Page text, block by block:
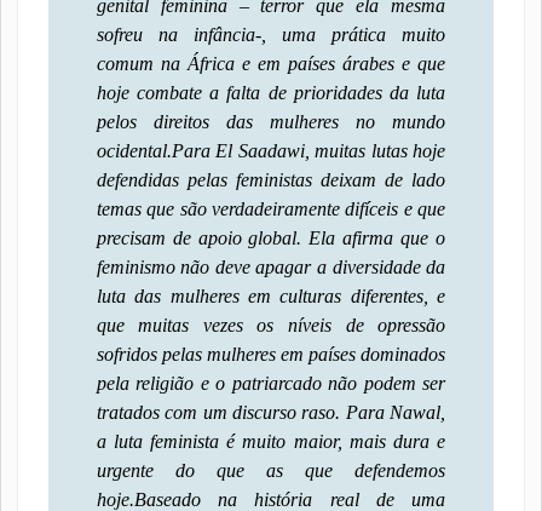
genital feminina – terror que ela mesma
sofreu na infância-, uma prática muito
comum na África e em países árabes e que
hoje combate a falta de prioridades da luta
pelos direitos das mulheres no mundo
ocidental.Para El Saadawi, muitas lutas hoje
defendidas pelas feministas deixam de lado
temas que são verdadeiramente difíceis e que
precisam de apoio global. Ela afirma que o
feminismo não deve apagar a diversidade da
luta das mulheres em culturas diferentes, e
que muitas vezes os níveis de opressão
sofridos pelas mulheres em países dominados
pela religião e o patriarcado não podem ser
tratados com um discurso raso. Para Nawal,
a luta feminista é muito maior, mais dura e
urgente do que as que defendemos
hoje.Baseado na história real de uma